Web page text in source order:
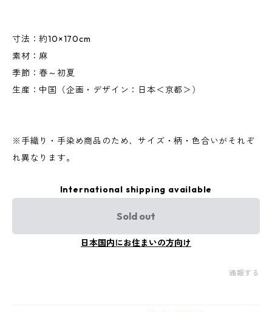
寸法：約10×170cm
素材：麻
季節：春～初夏
生産：中国（企画・デザイン：日本＜京都＞）
※手織り・手染め商品のため、サイズ・柄・色合いがそれぞ
れ異なります。
International shipping available
Sold out
日本国内にお住まいの方向け
通報する